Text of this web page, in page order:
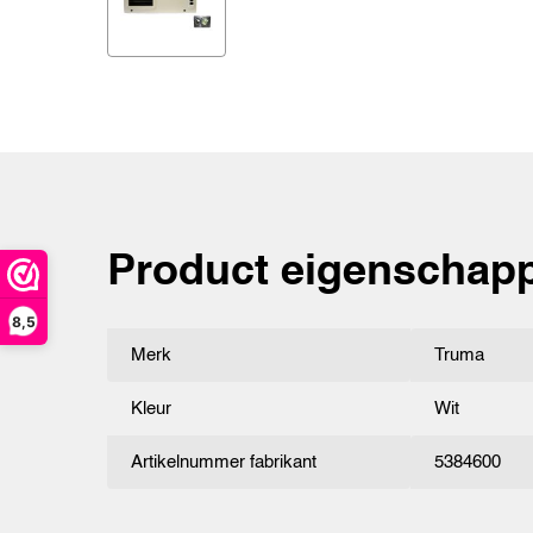
8,5
Product
Merk Truma
Kleur Wit
Artikelnummer fabrikant 5384600